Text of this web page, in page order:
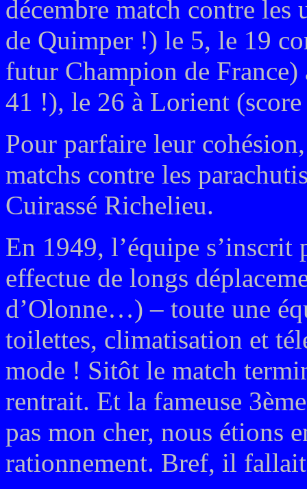
décembre match contre
de Quimper !) le 5, le 19
futur Champion de France)
41 !), le 26 à Lorient
Pour parfaire leur
matchs contre les
Cuirassé Richelieu.
En 1949, l’équipe
effectue de longs
d’Olonne…) – toute une
toilettes, climatisation et
mode ! Sitôt le match
rentrait. Et la fameuse
pas mon cher, nous étions
rationnement. Bref, il